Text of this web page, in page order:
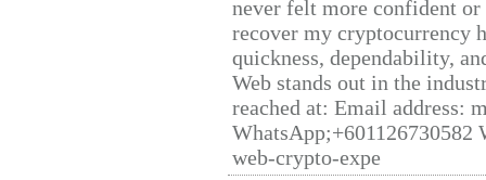
never felt more confident
recover my cryptocurrency
quickness, dependability,
Web stands out in the
reached at: Email address:
web-crypto-expe